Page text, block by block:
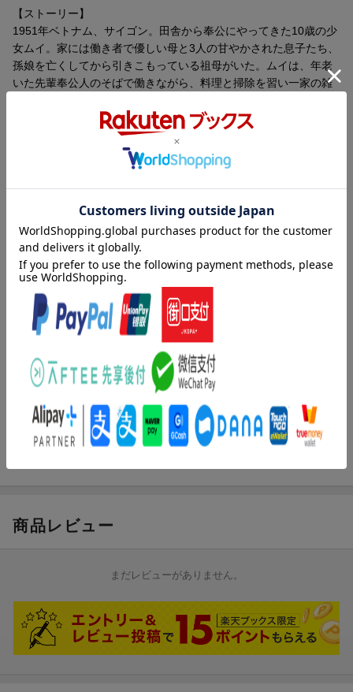
言語 ベトナム語(オリジナル言語)
音声方式 リニアPCMモノラル(オリジナル音声方式)
字幕言語 日本語字幕
ベトナム
1993年
L`ODEUR DE LA PAPAYE VERTE
【ストーリー】
1951年ベトナム、サイゴン。田舎から奉公にやってきた10歳の少
女ムイ。家には働き者で優しい母と3人の甘やかされた息子たち、
孫娘を亡くしてから引きこもっている祖母がいた。ムイは、年老
いた先輩奉公人のそばで働きながら、料理と掃除を習い一家の雑
えてしまい、家族は苦境に陥る。そしてムイは、長男が連れてき
た友人クェンに出会い、淡い恋心を抱くようになる。10年後、美
しく成長したムイは、音楽家になったクェンの家に奉公に出る。
恋人がいながら、クェンはムイの献身的な愛情と花に対する嗜好
に気付きはじめ・・・。
ドキュメンタリー出身のベトナム系フランス人、トラン・アン・
ユン監督デビュー作品。1951年のベトナムを舞台に、田舎から奉
公にやってきた美しい少女の成長を瑞々しい映像と叙情的なカメ
ラワークで描く。
収録内容
収録タイトル：
[Disc1]
『青いパパイヤの香り HDニューマスター版』／Blu-rayDisc Video
アーティスト：トラン・ヌー・イェン・ケー／リュ・マン・サン
／トルゥオン・チー・ロック ほか
出演：トラン・ヌー・イェン・ケー／リュ・マン・サン／トルゥ
オン・チー・ロックほか
監督：トラン・アン・ユン
脚本：トラン・アン・ユン
「青いパパイヤの香り」
商品レビュー
まだレビューがありません。